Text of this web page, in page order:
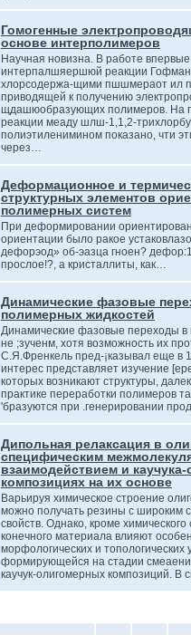
Гомогенные
основе интерполимеров
Научная новизна. В работе
интерпалшяершюй реакции
хлорсодержа-щими пшшмераот ил
приводящей к получению
щдашюобразующих полимеров. На
реакции меаду шлш-1,1,2-
полиэтиленимином показано, чти
через…
Деформационное и
структурных элементов
полимерных систем
При деформировании
ориентации было ракое
дефорэод» об-эазца гноен?
прослое!?, а кристаллиты, как…
Динамические фазовые
полимерных жидкостей
Динамические фазовые переходы в
не ;зученм, хотя возможность их
С.Я.Френкель пред-¡казывал еще в
интерес представляет изучение
которых возникают структуры,
практике переработки полимеров
'бразуются при .генерировании
Дипольная релаксация в
специфическим
взаимодействием и
композициях на их основе
Варьируя химическое строение
можно получать резины с широким
свойств. Однако, кроме
конечного материала влияют
морфологических и топологических
формирующейся на стадии
каучук-олигомерных композиций. В